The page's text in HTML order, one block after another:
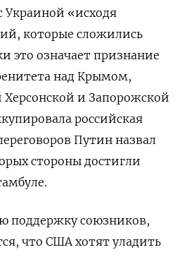
Украиной «исходя
которые сложились
это означает признание
над Крымом,
и Запорожской
российская
Путин назвал
стороны достигли
поддержку союзников,
что США хотят уладить